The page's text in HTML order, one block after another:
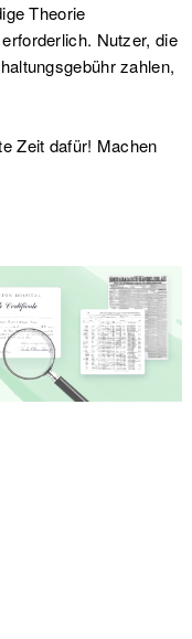
Theorie
Nutzer, die
zahlen,
Zeit dafür! Machen